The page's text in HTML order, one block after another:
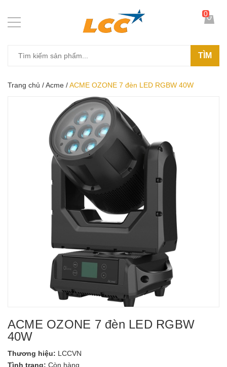
TÌM
0
Trang chủ /Acme /ACME OZONE 7 đèn LED RGBW 40W
ACME OZONE 7 đèn LED RGBW
40W
Thương hiệu: LCCVN
Tình trạng: Còn hàng